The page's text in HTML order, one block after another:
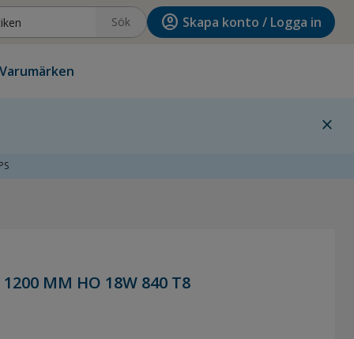
Sök account_circle Skapa konto / Logga in
Varumärken
close
1200 MM HO 18W 840 T8